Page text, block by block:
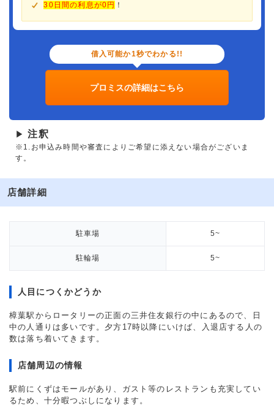
30日間の利息が0円 ！
借入可能か1秒でわかる!!
プロミスの詳細はこちら
▶ 注釈
※1.お申込み時間や審査によりご希望に添えない場合がございま
す。
店舗詳細
駐車場 5~
駐輪場 5~
人目につくかどうか
樟葉駅からロータリーの正面の三井住友銀行の中にあるので、日
中の人通りは多いです。夕方17時以降にいけば、入退店する人の
数は落ち着いてきます。
店舗周辺の情報
駅前にくずはモールがあり、ガスト等のレストランも充実してい
るため、十分暇つぶしになります。